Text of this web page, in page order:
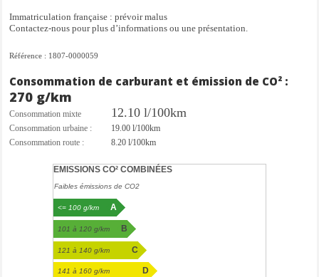
Immatriculation française : prévoir malus
Contactez-nous pour plus d’informations ou une présentation.
Référence : 1807-0000059
Consommation de carburant et émission de CO² :
270 g/km
Consommation mixte 12.10 l/100km
Consommation urbaine :
19.00 l/100km
Consommation route :
8.20 l/100km
EMISSIONS CO² COMBINÉES
Faibles émissions de CO2
<= 100 g/km A
101 à 120 g/km B
121 à 140 g/km C
141 à 160 g/km D